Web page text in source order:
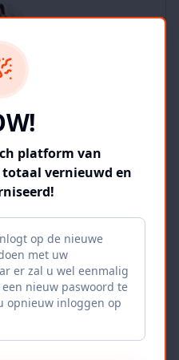
BE
platform van
totaal vernieuwd en
op de nieuwe
met uw
er zal u wel eenmalig
nieuw paswoord te
opnieuw inloggen op